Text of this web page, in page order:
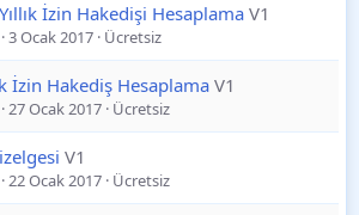
İzin Hakedişi Hesaplama V1
3 Ocak 2017 Ücretsiz
İzin Hakediş Hesaplama V1
27 Ocak 2017 Ücretsiz
V1
22 Ocak 2017 Ücretsiz